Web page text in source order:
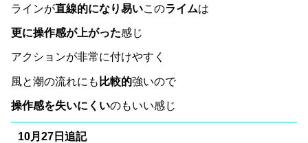
ラインが直線的になり易いこのライムは
更に操作感が上がった感じ
アクションが非常に付けやすく
風と潮の流れにも 比較的強いので
操作感を失いにくいのもいい感じ
10月27日追記